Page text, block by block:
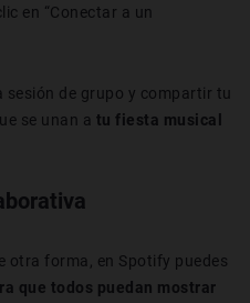
en “Conectar a un
sesión de grupo y compartir tu
se unan a tu fiesta musical
otra forma, en Spotify puedes
que todos puedan mostrar